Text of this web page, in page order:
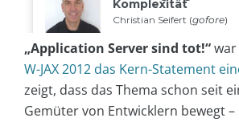
„Application Server sind tot!“
W-JAX 2012 das Kern-Statement
zeigt, dass das Thema schon seit
Gemüter von Entwicklern bewegt